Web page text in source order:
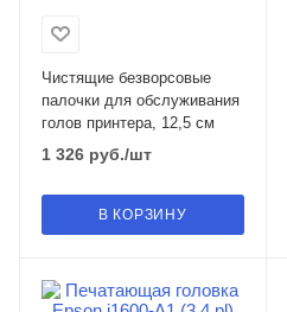
Чистящие безворсовые
палочки для обслуживания
голов принтера, 12,5 см
1 326 руб./шт
В КОРЗИНУ